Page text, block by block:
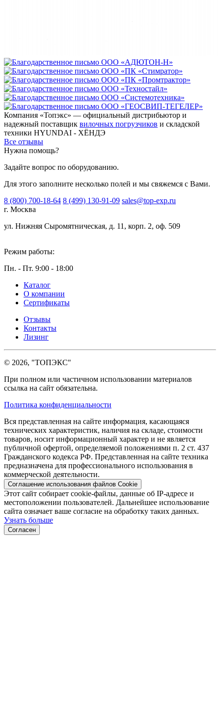
Компания «Топэкс» — официальный дистрибьютор и
надежный поставщик вилочных погрузчиков и складской
техники HYUNDAI - ХЁНДЭ
Все отзывы
Нужна помощь?
Задайте вопрос по оборудованию.
Для этого заполните несколько полей и мы свяжемся с Вами.
8 (800) 700-18-64 8 (499) 130-91-09 sales@top-exp.ru
г. Москва
ул. Нижняя Сыромятническая, д. 11, корп. 2, оф. 509
Режим работы:
Пн. - Пт. 9:00 - 18:00
Каталог
О компании
Сертификаты
Отзывы
Контакты
Лизинг
© 2026, "ТОПЭКС"
При полном или частичном использовании материалов
ссылка на сайт обязательна.
Политика конфиденциальности
Вся представленная на сайте информация, касающаяся
технических характеристик, наличия на складе, стоимости
товаров, носит информационный характер и не является
публичной офертой, определяемой положениями п. 2 ст. 437
Гражданского кодекса РФ. Представленная на сайте техника
предназначена для профессионального использования в
коммерческой деятельности.
Соглашение использования файлов Cookie
Этот сайт собирает cookie-файлы, данные об IP-адресе и
местоположении пользователей. Дальнейшее использование
сайта означает ваше согласие на обработку таких данных.
Узнать больше
Согласен